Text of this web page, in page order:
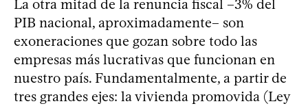
La otra mitad de la renuncia fiscal –3% del
PIB nacional, aproximadamente– son
exoneraciones que gozan sobre todo las
empresas más lucrativas que funcionan en
nuestro país. Fundamentalmente, a partir de
tres grandes ejes: la vivienda promovida (Ley